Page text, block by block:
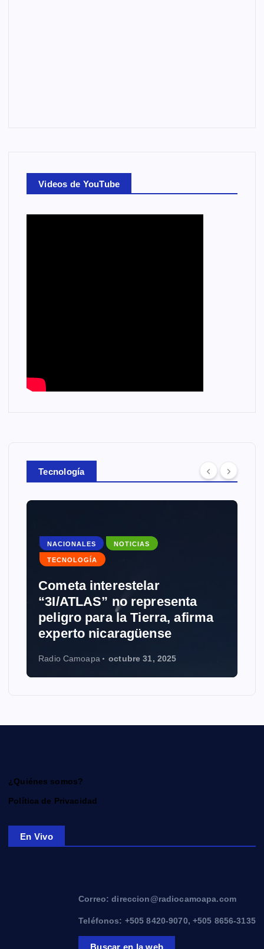
Videos de YouTube
Tecnología
NACIONALES NOTICIAS
TECNOLOGÍA
Cometa interestelar
“3I/ATLAS” no representa
peligro para la Tierra, afirma
experto nicaragüense
Radio Camoapa octubre 31, 2025
¿Quiénes somos?
Política de Privacidad
En Vivo
Correo: direccion@radiocamoapa.com
Teléfonos: +505 8420-9070, +505 8656-3135
Buscar en la web